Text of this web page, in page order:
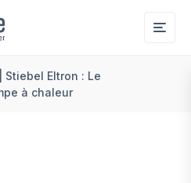
Stiebel Eltron : Le
à chaleur